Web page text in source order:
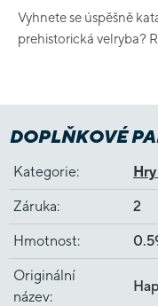
Vyhnete se úspěšně
prehistorická velryba?
DOPLŇKOVÉ
Kategorie:
Záruka: 2
Hmotnost:
Originální
název: